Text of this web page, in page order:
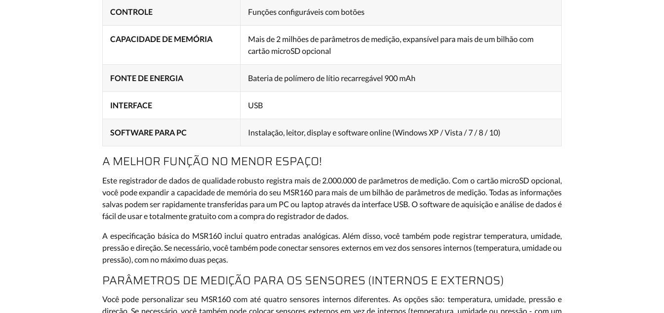
CONTROLE Funções configuráveis com botões
CAPACIDADE DE MEMÓRIA
Mais de 2 milhões de parâmetros de medição, expansível para mais de um bilhão com
cartão microSD opcional
FONTE DE ENERGIA Bateria de polímero de lítio recarregável 900 mAh
INTERFACE USB
SOFTWARE PARA PC Instalação, leitor, display e software online (Windows XP / Vista / 7 / 8 / 10)
A MELHOR FUNÇÃO NO MENOR ESPAÇO!
Este registrador de dados de qualidade robusto registra mais de 2.000.000 de parâmetros de medição. Com o cartão microSD opcional,
você pode expandir a capacidade de memória do seu MSR160 para mais de um bilhão de parâmetros de medição. Todas as informações
salvas podem ser rapidamente transferidas para um PC ou laptop através da interface USB. O software de aquisição e análise de dados é
fácil de usar e totalmente gratuito com a compra do registrador de dados.
A especificação básica do MSR160 inclui quatro entradas analógicas. Além disso, você também pode registrar temperatura, umidade,
pressão e direção. Se necessário, você também pode conectar sensores externos em vez dos sensores internos (temperatura, umidade ou
pressão), com no máximo duas peças.
PARÂMETROS DE MEDIÇÃO PARA OS SENSORES (INTERNOS E EXTERNOS)
Você pode personalizar seu MSR160 com até quatro sensores internos diferentes. As opções são: temperatura, umidade, pressão e
direção. Se necessário, você também pode colocar sensores externos em vez de internos (temperatura, umidade ou pressão - com um